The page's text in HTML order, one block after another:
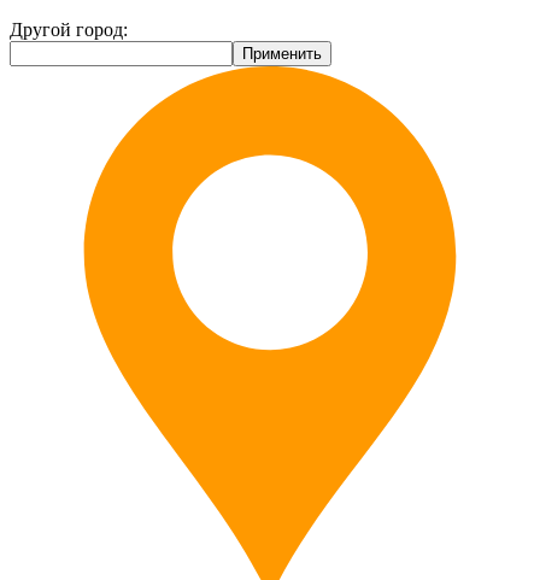
Другой город: